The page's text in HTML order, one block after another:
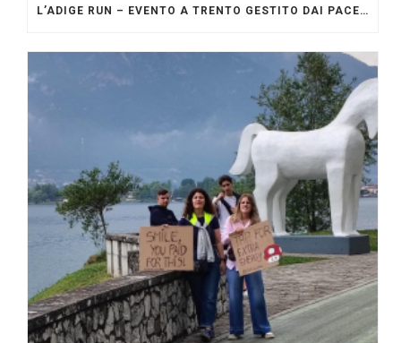
L’ADIGE RUN – EVENTO A TRENTO GESTITO DAI PACERS GLI ORIGINALI